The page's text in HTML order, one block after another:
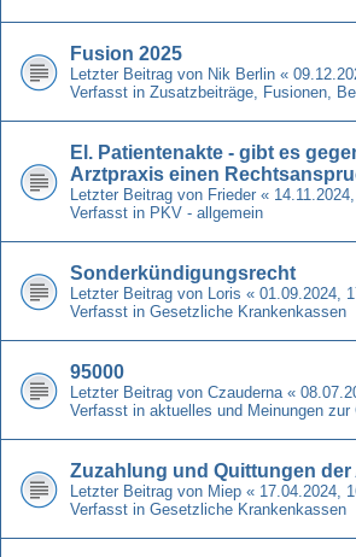
Fusion 2025
Letzter Beitrag von Nik Berlin «
Verfasst in Zusatzbeiträge, Fusionen,
El. Patientenakte - gibt es
Arztpraxis einen
Letzter Beitrag von Frieder «
Verfasst in PKV - allgemein
Sonderkündigungsrecht
Letzter Beitrag von Loris « 01.09.2024,
Verfasst in Gesetzliche Krankenkassen
95000
Letzter Beitrag von Czauderna «
Verfasst in aktuelles und Meinungen zur
Zuzahlung und Quittungen der
Letzter Beitrag von Miep « 17.04.2024,
Verfasst in Gesetzliche Krankenkassen